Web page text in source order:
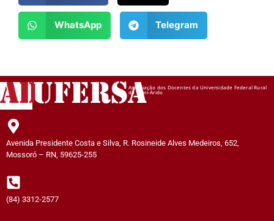
WhatsApp Telegram
ADUFERSAAssociação dos Docentes da Universidade Federal Rural
do Semi-Árido
Avenida Presidente Costa e Silva, R. Rosineide Alves Medeiros, 652,
Mossoró – RN, 59625-255
(84) 3312-2577